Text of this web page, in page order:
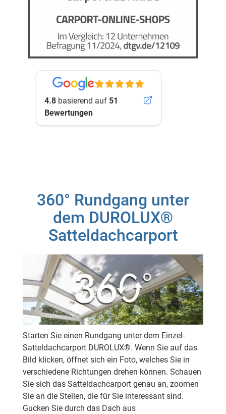
4.8 basierend auf 51
Bewertungen
360° Rundgang unter
dem DUROLUX®
Satteldachcarport
Starten Sie einen Rundgang unter dem Einzel-
Satteldachcarport DUROLUX®. Wenn Sie auf das
Bild klicken, öffnet sich ein Foto, welches Sie in
verschiedene Richtungen drehen können. Schauen
Sie sich das Satteldachcarport genau an, zoomen
Sie an die Stellen, die für Sie interessant sind.
Gucken Sie durch das Dach aus